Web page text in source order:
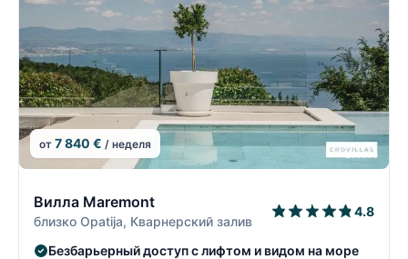
от 7 840 € / неделя
Вилла Maremont
близко Opatija, Кварнерский залив
4.8
Безбарьерный доступ с лифтом и видом на море